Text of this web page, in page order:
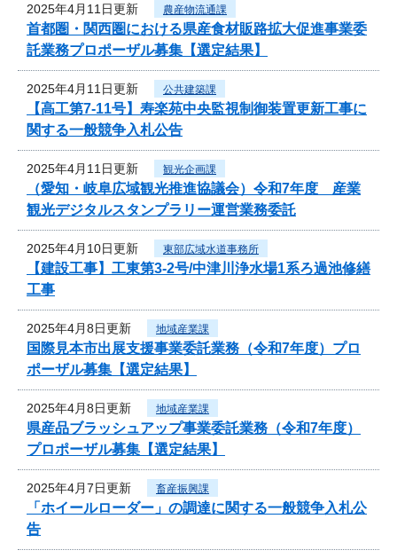
2025年4月11日更新 農産物流通課
首都圏・関西圏における県産食材販路拡大促進事業委
託業務プロポーザル募集【選定結果】
2025年4月11日更新 公共建築課
【高工第7-11号】寿楽苑中央監視制御装置更新工事に
関する一般競争入札公告
2025年4月11日更新 観光企画課
（愛知・岐阜広域観光推進協議会）令和7年度 産業
観光デジタルスタンプラリー運営業務委託
2025年4月10日更新 東部広域水道事務所
【建設工事】工東第3-2号/中津川浄水場1系ろ過池修繕
工事
2025年4月8日更新 地域産業課
国際見本市出展支援事業委託業務（令和7年度）プロ
ポーザル募集【選定結果】
2025年4月8日更新 地域産業課
県産品ブラッシュアップ事業委託業務（令和7年度）
プロポーザル募集【選定結果】
2025年4月7日更新 畜産振興課
「ホイールローダー」の調達に関する一般競争入札公
告